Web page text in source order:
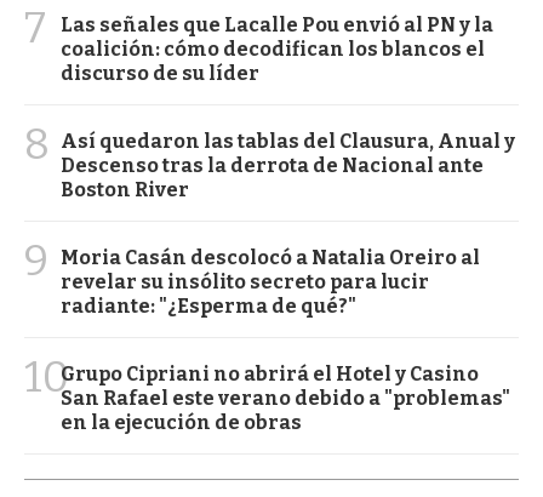
7
Las señales que Lacalle Pou envió al PN y la
coalición: cómo decodifican los blancos el
discurso de su líder
8
Así quedaron las tablas del Clausura, Anual y
Descenso tras la derrota de Nacional ante
Boston River
9
Moria Casán descolocó a Natalia Oreiro al
revelar su insólito secreto para lucir
radiante: "¿Esperma de qué?"
10Grupo Cipriani no abrirá el Hotel y Casino
San Rafael este verano debido a "problemas"
en la ejecución de obras